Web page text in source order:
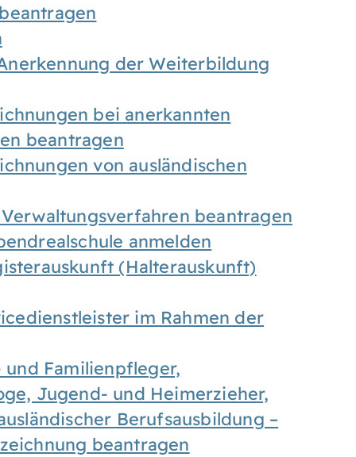
der Weiterbildung
bei anerkannten
beantragen
von ausländischen
beantragen
anmelden
(Halterauskunft)
im Rahmen der
Familienpfleger,
Jugend- und Heimerzieher,
Berufsausbildung –
beantragen